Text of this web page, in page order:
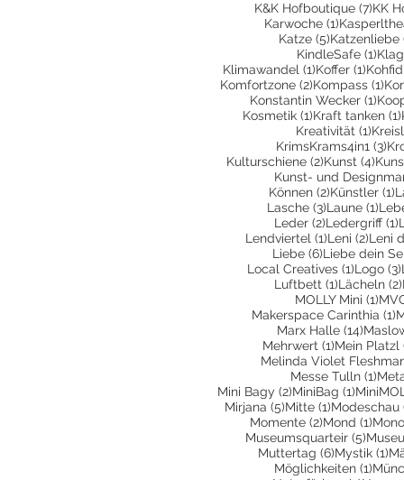
K&K Hofboutique (7)7
KK
Karwoche (1)1 Beitrag
Katze (5)5 Beiträge
Katzenliebe
KindleSafe (1)1
Klimawandel (1)1 Beitrag
Koffer (1)1
Komfortzone (2)2 Beiträge
Kompass (1)1
Konstantin Wecker (1)1
Kosmetik (1)1 Beitrag
Kraft tanken (1)
Kreativität (1)1
KrimsKrams4in1 (3)3
Kulturschiene (2)2 Beiträge
Kunst (4)4
Kunst- und
Können (2)2 Beiträge
Künstler (1)
Lasche (3)3 Beiträge
Laune (1)1
Leder (2)2 Beiträge
Ledergriff (1)
Lendviertel (1)1 Beitrag
Leni (2)2
Leni
Liebe (6)6 Beiträge
Liebe dein
Local Creatives (1)1 Beitrag
Logo (3)
Luftbett (1)1 Beitrag
Lächeln (2)
MOLLY Mini (1)1
Makerspace Carinthia (1)
Marx Halle (14)14
Mehrwert (1)1 Beitrag
Mein Platzl
Melinda Violet
Messe Tulln (1)1
Mini Bagy (2)2 Beiträge
MiniBag (1)1 Beitrag
Mirjana (5)5 Beiträge
Mitte (1)1 Beitrag
Modeschau
Momente (2)2 Beiträge
Mond (1)1
Museumsquarteir (5)5
Muttertag (6)6 Beiträge
Mystik (1)1
Möglichkeiten (1)1